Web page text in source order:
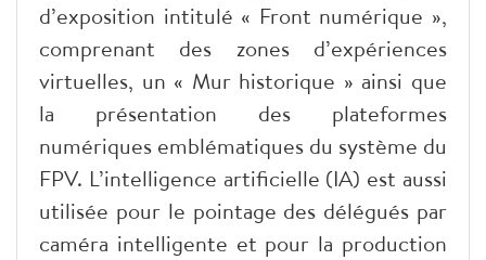
d’exposition intitulé « Front numérique »,
comprenant des zones d’expériences
virtuelles, un « Mur historique » ainsi que
la présentation des plateformes
numériques emblématiques du système du
FPV. L’intelligence artificielle (IA) est aussi
utilisée pour le pointage des délégués par
caméra intelligente et pour la production